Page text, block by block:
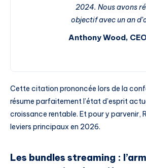
2024. Nous avons
objectif avec un an
Anthony Wood,
Cette citation prononcée lors de la
résume parfaitement l’état d’esprit
croissance rentable. Et pour y parvenir,
leviers principaux en 2026.
Les bundles streaming :